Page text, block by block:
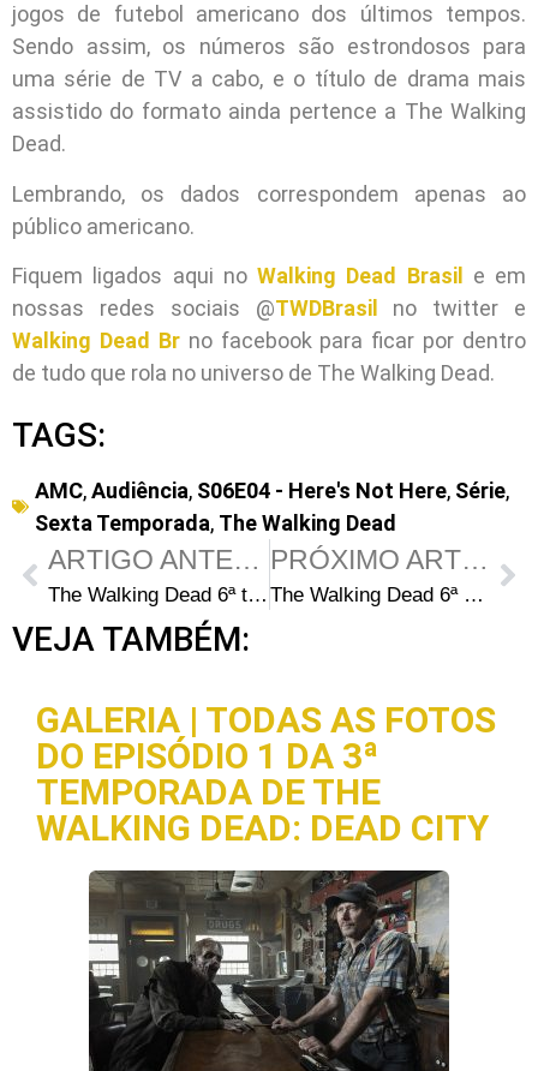
jogos de futebol americano dos últimos tempos.
Sendo assim, os números são estrondosos para
uma série de TV a cabo, e o título de drama mais
assistido do formato ainda pertence a The Walking
Dead.
Lembrando, os dados correspondem apenas ao
público americano.
Fiquem ligados aqui no Walking Dead Brasil
e em
nossas redes sociais @TWDBrasil
no twitter e
Walking Dead Brno facebook para ficar por dentro
de tudo que rola no universo de The Walking Dead.
TAGS:
AMC,Audiência, S06E04 - Here's Not Here, Série,
Sexta Temporada, The Walking Dead
ARTIGO ANTERIOR
The Walking Dead 6ª temporada – AMC vaza vídeo do episódio 6
PRÓXIMO ARTIGO
The Walking Dead 6ª Temporada: Título e sinopse do Episódio 6
VEJA TAMBÉM:
GALERIA | TODAS AS FOTOS
DO EPISÓDIO 1 DA 3ª
TEMPORADA DE THE
WALKING DEAD: DEAD CITY